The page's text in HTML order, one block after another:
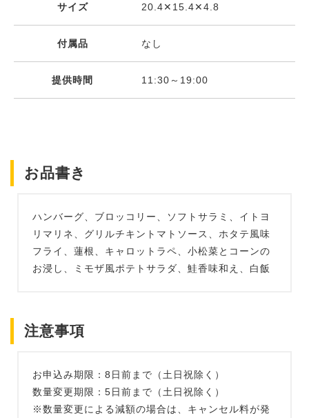
サイズ 20.4✕15.4✕4.8
付属品 なし
提供時間 11:30～19:00
お品書き
ハンバーグ、ブロッコリー、ソフトサラミ、イトヨ
リマリネ、グリルチキントマトソース、ホタテ風味
フライ、蓮根、キャロットラペ、小松菜とコーンの
お浸し、ミモザ風ポテトサラダ、鮭香味和え、白飯
注意事項
お申込み期限：8日前まで（土日祝除く）
数量変更期限：5日前まで（土日祝除く）
※数量変更による減額の場合は、キャンセル料が発